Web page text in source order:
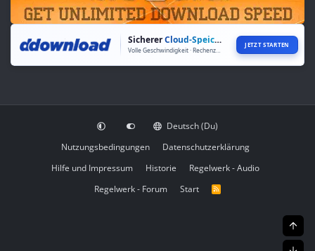
SichererCloud-Speicher JETZT STARTEN
Deutsch (Du)
Nutzungsbedingungen
Datenschutzerklärung
Hilfe und Impressum
Historie
Regelwerk - Audio
Regelwerk - Forum
Start
R